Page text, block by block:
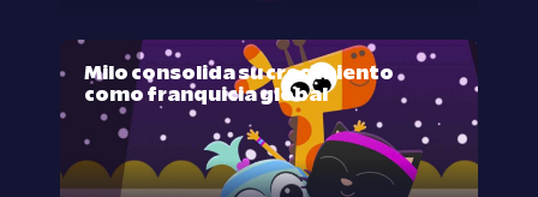
Milo consolida su crecimiento
como franquicia global